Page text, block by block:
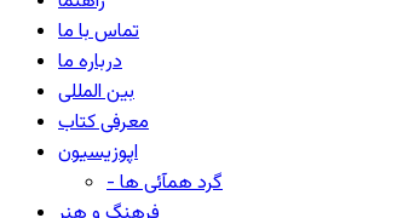
تماس با ما
درباره ما
بین المللی
معرفی کتاب
اپوزیسیون
- گرد همآئی ها